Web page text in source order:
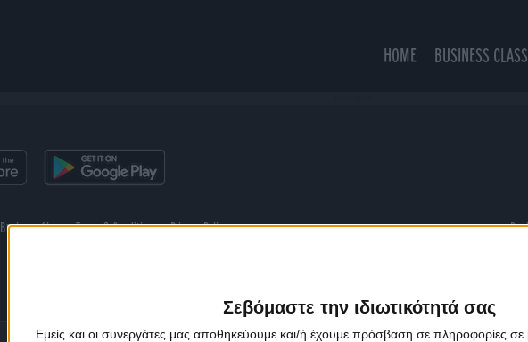
Σεβόμαστε την ιδιωτικότητά σας
Εμείς και οι συνεργάτες μας αποθηκεύουμε και/ή έχουμε πρόσβαση σε πληροφορίες
HOME BUSINESS CLASS
Business Class Terms & Conditions Privacy Policy